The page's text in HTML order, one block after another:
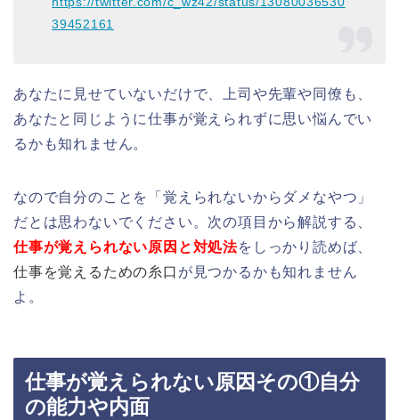
39452161
あなたに見せていないだけで、上司や先輩や同僚も、
あなたと同じように仕事が覚えられずに思い悩んでい
るかも知れません。
なので自分のことを「覚えられないからダメなやつ」
だとは思わないでください。次の項目から解説する、
仕事が覚えられない原因と対処法をしっかり読めば、
仕事を覚えるための糸口 が見つかるかも知れません
よ。
仕事が覚えられない原因その①自分
の能力や内面